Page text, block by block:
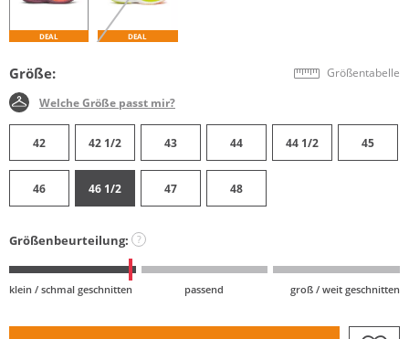
DEAL DEAL
Größe: Größentabelle
Welche Größe passt mir?
42 42 1/2 43 44 44 1/2 45
46 46 1/2 47 48
Größenbeurteilung: ?
klein / schmal geschnitten passend groß / weit geschnitten